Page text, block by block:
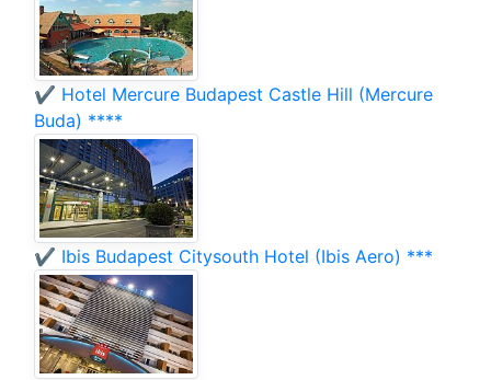
✔️ Hotel Mercure Budapest Castle Hill (Mercure
Buda) ****
✔️ Ibis Budapest Citysouth Hotel (Ibis Aero) ***